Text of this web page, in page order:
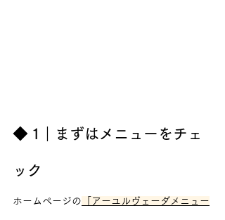
◆ 1｜まずはメニューをチェ
ック
ホームページの 「アーユルヴェーダメニュー